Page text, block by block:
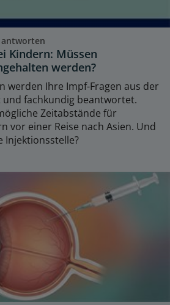
antworten
Kindern: Müssen
werden?
werden Ihre Impf-Fragen aus der
und fachkundig beantwortet.
Zeitabstände für
vor einer Reise nach Asien. Und
Injektionsstelle?